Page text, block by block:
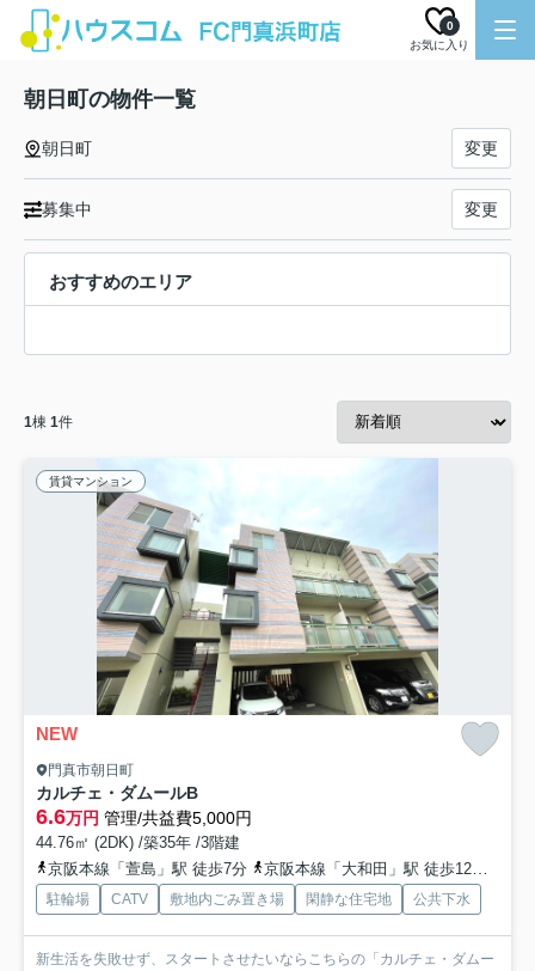
お気に入り
0
朝日町の物件一覧
朝日町 変更
募集中 変更
おすすめのエリア
1棟 1件
賃貸マンション
NEW
門真市朝日町
カルチェ・ダムールB
6.6万円 管理/共益費5,000円
44.76㎡ (2DK) /築35年 /3階建
京阪本線「萱島」駅 徒歩7分
京阪本線「大和田」駅 徒歩12分
駐輪場 CATV 敷地内ごみ置き場 閑静な住宅地 公共下水
新生活を失敗せず、スタートさせたいならこちらの「カルチェ・ダムー